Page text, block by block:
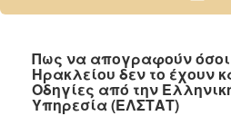
2024
2022
2021
Πως να απογραφούν
Ηρακλείου δεν το έχουν
Οδηγίες από την
Υπηρεσία (ΕΛΣΤΑΤ)